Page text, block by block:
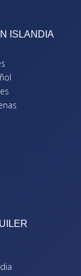
ISLANDIA